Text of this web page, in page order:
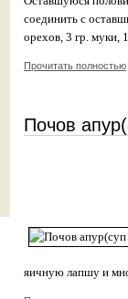
соединить с
орехов, 3 гр. муки,
Прочитать полностью
Почов
яичную лапшу и